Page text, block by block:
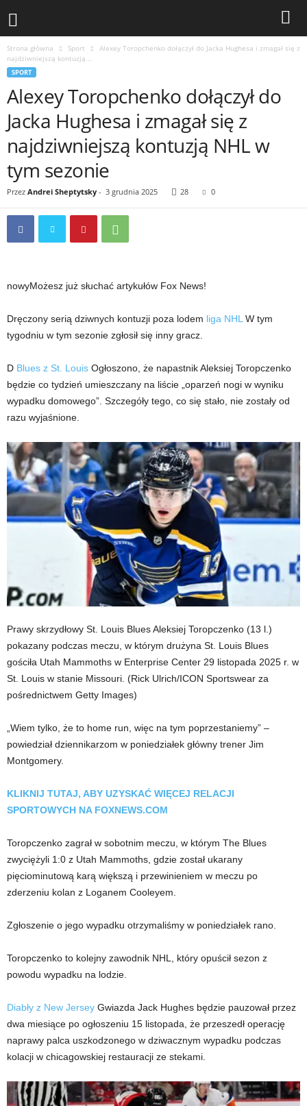
Strona główna Sport
Alexey Toropchenko dołączył do Jacka Hughesa i zmagał się z
najdziwniejszą kontuzją...
SPORT
Alexey Toropchenko dołączył do
Jacka Hughesa i zmagał się z
najdziwniejszą kontuzją NHL w
tym sezonie
Przez Andrei Sheptytsky - 3 grudnia 2025 28 0
nowyMożesz już słuchać artykułów Fox News!
Dręczony serią dziwnych kontuzji poza lodem liga NHL W tym
tygodniu w tym sezonie zgłosił się inny gracz.
D Blues z St. Louis Ogłoszono, że napastnik Aleksiej Toropczenko
będzie co tydzień umieszczany na liście „oparzeń nogi w wyniku
wypadku domowego”. Szczegóły tego, co się stało, nie zostały od
razu wyjaśnione.
Prawy skrzydłowy St. Louis Blues Aleksiej Toropczenko (13 l.)
pokazany podczas meczu, w którym drużyna St. Louis Blues
gościła Utah Mammoths w Enterprise Center 29 listopada 2025 r. w
St. Louis w stanie Missouri. (Rick Ulrich/ICON Sportswear za
pośrednictwem Getty Images)
„Wiem tylko, że to home run, więc na tym poprzestaniemy” –
powiedział dziennikarzom w poniedziałek główny trener Jim
Montgomery.
KLIKNIJ TUTAJ, ABY UZYSKAĆ ​​WIĘCEJ RELACJI
SPORTOWYCH NA FOXNEWS.COM
Toropczenko zagrał w sobotnim meczu, w którym The Blues
zwyciężyli 1:0 z Utah Mammoths, gdzie został ukarany
pięciominutową karą większą i przewinieniem w meczu po
zderzeniu kolan z Loganem Cooleyem.
Zgłoszenie o jego wypadku otrzymaliśmy w poniedziałek rano.
Toropczenko to kolejny zawodnik NHL, który opuścił sezon z
powodu wypadku na lodzie.
Diabły z New Jersey Gwiazda Jack Hughes będzie pauzował przez
dwa miesiące po ogłoszeniu 15 listopada, że ​​przeszedł operację
naprawy palca uszkodzonego w dziwacznym wypadku podczas
kolacji w chicagowskiej restauracji ze stekami.